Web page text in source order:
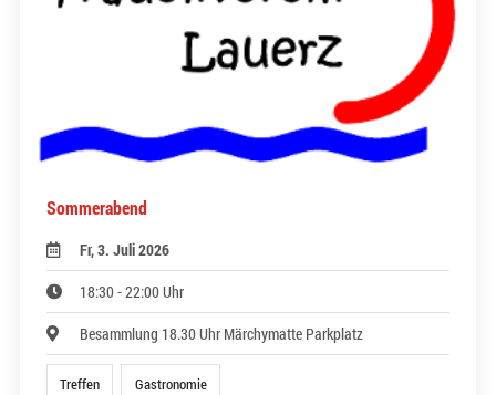
Sommerabend
Fr, 3. Juli 2026
18:30 - 22:00 Uhr
Besammlung 18.30 Uhr Märchymatte Parkplatz
Treffen Gastronomie